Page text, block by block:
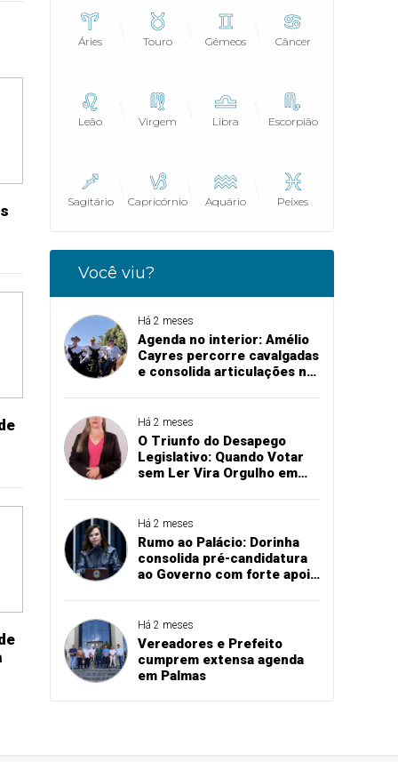
Áries Touro Gêmeos Câncer
Leão Virgem Libra Escorpião
Sagitário Capricórnio Aquário Peixes
Você viu?
Há 2 meses
Agenda no interior: Amélio
Cayres percorre cavalgadas
e consolida articulações na
Há 2 meses
O Triunfo do Desapego
Legislativo: Quando Votar
sem Ler Vira Orgulho em
Há 2 meses
Rumo ao Palácio: Dorinha
consolida pré-candidatura
ao Governo com forte apoio
Há 2 meses
Vereadores e Prefeito
cumprem extensa agenda
em Palmas